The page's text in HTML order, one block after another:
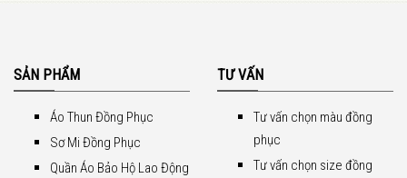
SẢN PHẨM
Áo Thun Đồng Phục
Sơ Mi Đồng Phục
Quần Áo Bảo Hộ Lao Động
TƯ VẤN
Tư vấn chọn màu đồng
phục
Tư vấn chọn size đồng